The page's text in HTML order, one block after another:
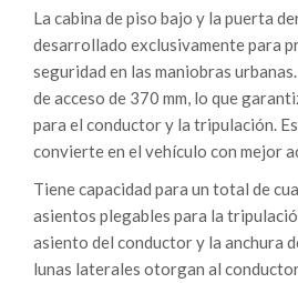
La cabina de piso bajo y la puerta
desarrollado exclusivamente para
seguridad en las maniobras
de acceso de 370 mm, lo que
para el conductor y la tripulación.
convierte en el vehículo con mejor
Tiene capacidad para un total de
asientos plegables para la
asiento del conductor y la anchura
lunas laterales otorgan al